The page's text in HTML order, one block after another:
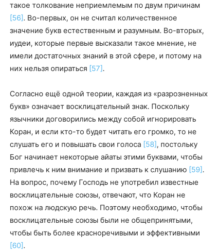
такое толкование неприемлемым по двум причинам
[56]. Во-первых, он не считал количественное
значение букв естественным и разумным. Во-вторых,
иудеи, которые первые высказали такое мнение, не
имели достаточных знаний в этой сфере, и потому на
них нельзя опираться [57].
Согласно ещё одной теории, каждая из «разрозненных
букв» означает восклицательный знак. Поскольку
язычники договорились между собой игнорировать
Коран, и если кто-то будет читать его громко, то не
слушать его и повышать свои голоса [58], постольку
Бог начинает некоторые айаты этими буквами, чтобы
привлечь к ним внимание и призвать к слушанию [59].
На вопрос, почему Господь не употребил известные
восклицательные союзы, отвечают, что Коран не
похож на людскую речь. Поэтому необходимо, чтобы
восклицательные союзы были не общепринятыми,
чтобы быть более красноречивыми и эффективными
[60].